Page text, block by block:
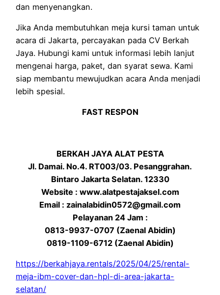
dan menyenangkan.
Jika Anda membutuhkan meja kursi taman untuk
acara di Jakarta, percayakan pada CV Berkah
Jaya. Hubungi kami untuk informasi lebih lanjut
mengenai harga, paket, dan syarat sewa. Kami
siap membantu mewujudkan acara Anda menjadi
lebih spesial.
FAST RESPON
BERKAH JAYA ALAT PESTA
Jl. Damai. No.4. RT003/03. Pesanggrahan.
Bintaro Jakarta Selatan. 12330
Website : www.alatpestajaksel.com
Email : zainalabidin0572@gmail.com
Pelayanan 24 Jam :
0813-9937-0707 (Zaenal Abidin)
0819-1109-6712 (Zaenal Abidin)
https://berkahjaya.rentals/2025/04/25/rental-
meja-ibm-cover-dan-hpl-di-area-jakarta-
selatan/